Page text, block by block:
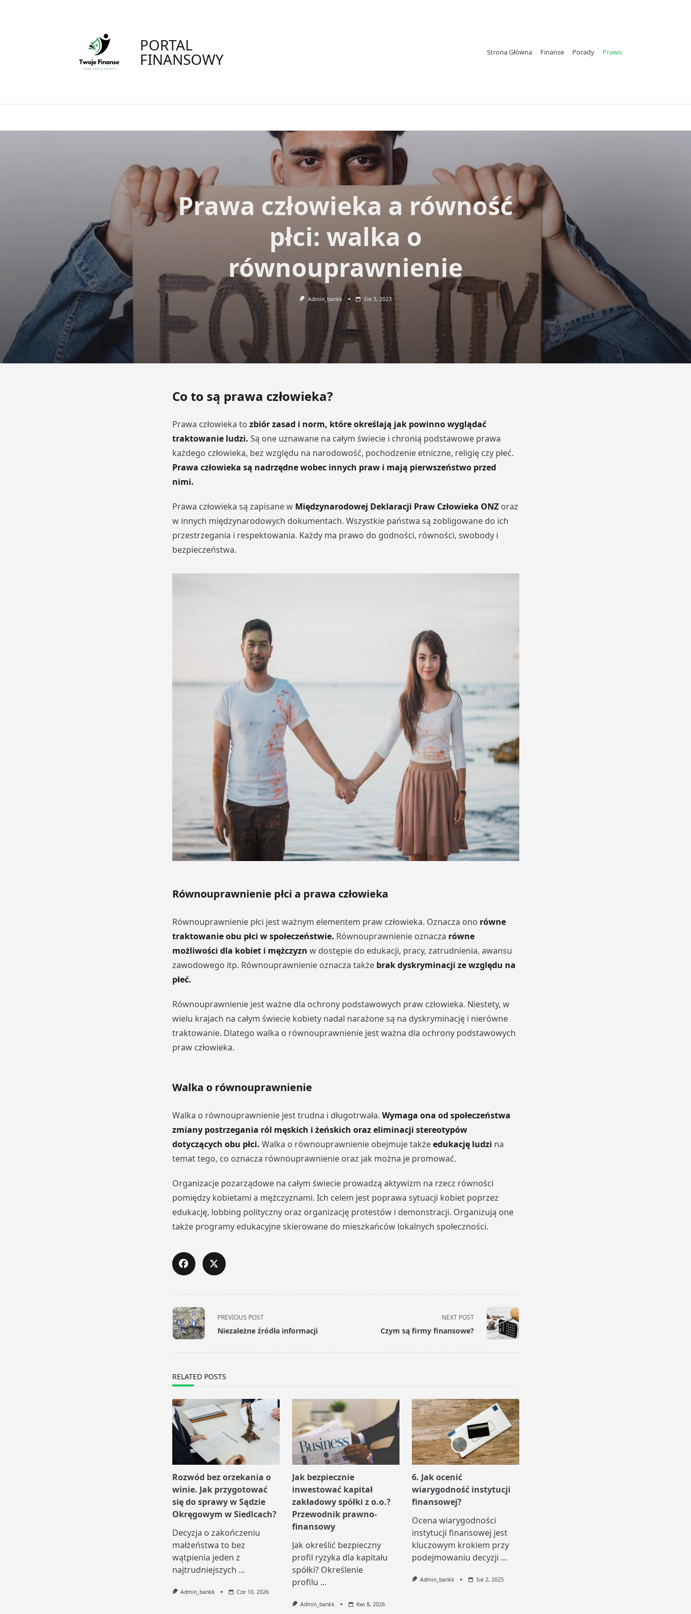
PORTAL
FINANSOWY Strona Główna Finanse Porady Prawo
Prawa człowieka a równość
płci: walka o
równouprawnienie
Admin_bankk Sie 3, 2023
Co to są prawa człowieka?
Prawa człowieka to zbiór zasad i norm, które określają jak powinno wyglądać
traktowanie ludzi. Są one uznawane na całym świecie i chronią podstawowe prawa
każdego człowieka, bez względu na narodowość, pochodzenie etniczne, religię czy płeć.
Prawa człowieka są nadrzędne wobec innych praw i mają pierwszeństwo przed
nimi.
Prawa człowieka są zapisane w Międzynarodowej Deklaracji Praw Człowieka ONZoraz
w innych międzynarodowych dokumentach. Wszystkie państwa są zobligowane do ich
przestrzegania i respektowania. Każdy ma prawo do godności, równości, swobody i
bezpieczeństwa.
Równouprawnienie płci a prawa człowieka
Równouprawnienie płci jest ważnym elementem praw człowieka. Oznacza ono równe
traktowanie obu płci w społeczeństwie. Równouprawnienie oznacza równe
możliwości dla kobiet i mężczyzn w dostępie do edukacji, pracy, zatrudnienia, awansu
zawodowego itp. Równouprawnienie oznacza także brak dyskryminacji ze względu na
płeć.
Równouprawnienie jest ważne dla ochrony podstawowych praw człowieka. Niestety, w
wielu krajach na całym świecie kobiety nadal narażone są na dyskryminację i nierówne
traktowanie. Dlatego walka o równouprawnienie jest ważna dla ochrony podstawowych
praw człowieka.
Walka o równouprawnienie
Walka o równouprawnienie jest trudna i długotrwała. Wymaga ona od społeczeństwa
zmiany postrzegania ról męskich i żeńskich oraz eliminacji stereotypów
dotyczących obu płci. Walka o równouprawnienie obejmuje takżeedukację ludzi na
temat tego, co oznacza równouprawnienie oraz jak można je promować.
Organizacje pozarządowe na całym świecie prowadzą aktywizm na rzecz równości
pomiędzy kobietami a mężczyznami. Ich celem jest poprawa sytuacji kobiet poprzez
edukację, lobbing polityczny oraz organizację protestów i demonstracji. Organizują one
także programy edukacyjne skierowane do mieszkańców lokalnych społeczności.
<span
class="nav-
subtitle
screen-
text">Page</span>
PREVIOUS POST
Niezależne źródła informacji
NEXT POST
Czym są firmy finansowe?
RELATED POSTS
Rozwód bez orzekania o
winie. Jak przygotować
się do sprawy w Sądzie
Okręgowym w Siedlcach?
Decyzja o zakończeniu
małżeństwa to bez
wątpienia jeden z
najtrudniejszych ...
Admin_bankk Cze 10, 2026
Jak bezpiecznie
inwestować kapitał
zakładowy spółki z o.o.?
Przewodnik prawno-
finansowy
Jak określić bezpieczny
profil ryzyka dla kapitału
spółki? Określenie
profilu ...
Admin_bankk Kwi 8, 2026
6. Jak ocenić
wiarygodność instytucji
finansowej?
Ocena wiarygodności
instytucji finansowej jest
kluczowym krokiem przy
podejmowaniu decyzji ...
Admin_bankk Sie 2, 2025